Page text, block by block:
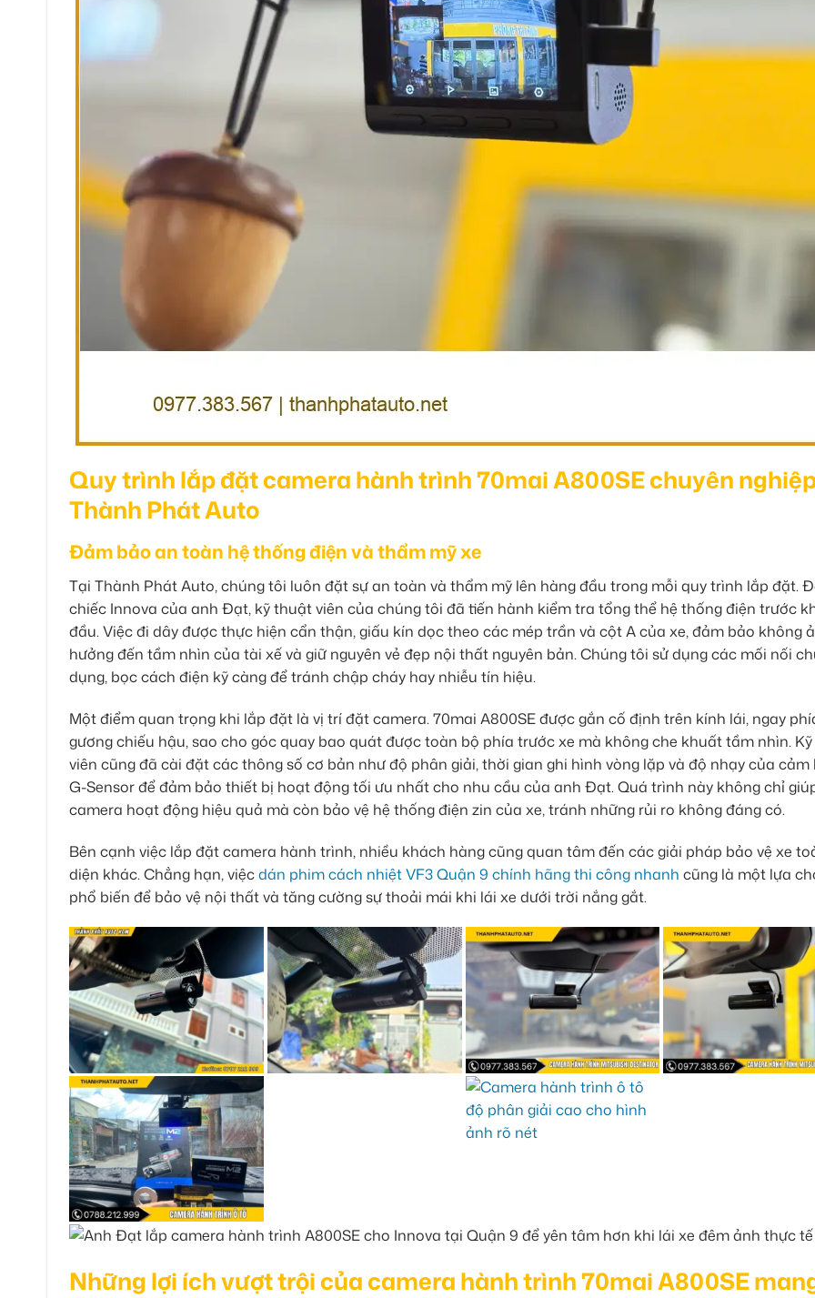
Quy trình lắp đặt camera hành trình 70mai A800SE chuyên
Thành Phát Auto
Đảm bảo an toàn hệ thống điện và thẩm mỹ xe
Tại Thành Phát Auto, chúng tôi luôn đặt sự an toàn và thẩm mỹ lên hàng đầu trong mỗi quy trình lắp đặt.
chiếc Innova của anh Đạt, kỹ thuật viên của chúng tôi đã tiến hành kiểm tra tổng thể hệ thống điện trước
đầu. Việc đi dây được thực hiện cẩn thận, giấu kín dọc theo các mép trần và cột A của xe, đảm bảo không
hưởng đến tầm nhìn của tài xế và giữ nguyên vẻ đẹp nội thất nguyên bản. Chúng tôi sử dụng các mối nối
dụng, bọc cách điện kỹ càng để tránh chập cháy hay nhiễu tín hiệu.
Một điểm quan trọng khi lắp đặt là vị trí đặt camera. 70mai A800SE được gắn cố định trên kính lái, ngay
gương chiếu hậu, sao cho góc quay bao quát được toàn bộ phía trước xe mà không che khuất tầm nhìn.
viên cũng đã cài đặt các thông số cơ bản như độ phân giải, thời gian ghi hình vòng lặp và độ nhạy của cảm
G-Sensor để đảm bảo thiết bị hoạt động tối ưu nhất cho nhu cầu của anh Đạt. Quá trình này không chỉ
camera hoạt động hiệu quả mà còn bảo vệ hệ thống điện zin của xe, tránh những rủi ro không đáng có.
Bên cạnh việc lắp đặt camera hành trình, nhiều khách hàng cũng quan tâm đến các giải pháp bảo vệ xe
diện khác. Chẳng hạn, việcdán phim cách nhiệt VF3 Quận 9 chính hãng thi công nhanh cũng là một lựa
phổ biến để bảo vệ nội thất và tăng cường sự thoải mái khi lái xe dưới trời nắng gắt.
Những lợi ích vượt trội của camera hành trình 70mai A800SE